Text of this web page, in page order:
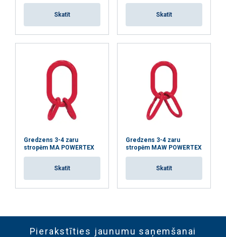
Skatīt Skatīt
Gredzens 3-4 zaru
stropēm MA POWERTEX
Skatīt
Gredzens 3-4 zaru
stropēm MAW POWERTEX
Skatīt
Pierakstīties jaunumu saņemšanai